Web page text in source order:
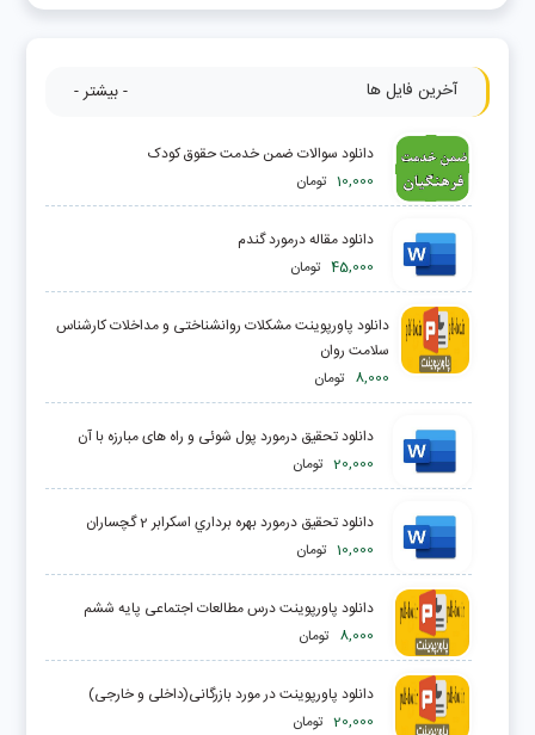
آخرین فایل ها - بیشتر -
دانلود سوالات ضمن خدمت حقوق کودک
10,000 تومان
دانلود مقاله درمورد گندم
45,000 تومان
دانلود پاورپوینت مشکلات روانشناختی و مداخلات کارشناس
سلامت روان
8,000 تومان
دانلود تحقیق درمورد پول شوئی و راه های مبارزه با آن
20,000 تومان
دانلود تحقیق درمورد بهره برداري اسکرابر 2 گچساران
10,000 تومان
دانلود پاورپوینت درس مطالعات اجتماعی پایه ششم
8,000 تومان
دانلود پاورپوینت در مورد بازرگانی(داخلی و خارجی)
20,000 تومان